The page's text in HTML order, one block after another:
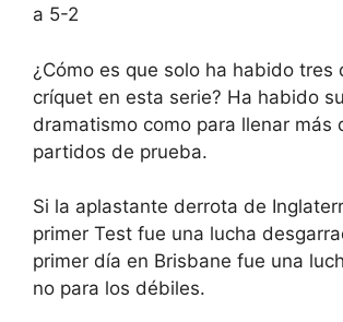
a 5-2
¿Cómo es que solo ha habido tres
críquet en esta serie? Ha habido
dramatismo como para llenar más
partidos de prueba.
Si la aplastante derrota de
primer Test fue una lucha
primer día en Brisbane fue una
no para los débiles.